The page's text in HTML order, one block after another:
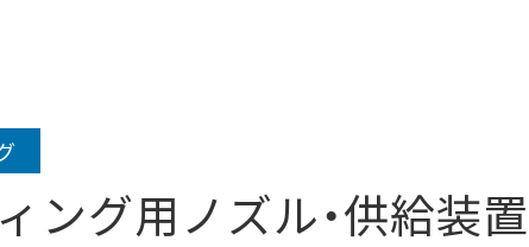
ング用ノズル・供給装置